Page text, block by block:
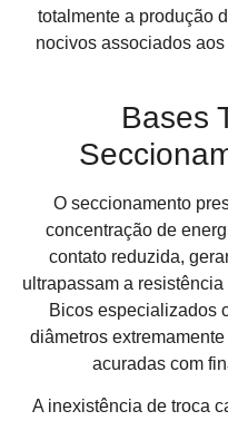
totalmente a produção
nocivos associados
Bases
O seccionamento
concentração de
contato reduzida,
ultrapassam a
Bicos especializados
diâmetros
acuradas com
A inexistência de troca